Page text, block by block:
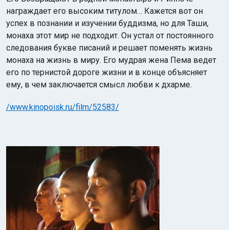
награждает его высоким титулом… Кажется вот он
успех в познании и изучении буддизма, но для Таши,
монаха этот мир не подходит. Он устал от постоянного
следования букве писаний и решает поменять жизнь
монаха на жизнь в миру. Его мудрая жена Пема ведет
его по тернистой дороге жизни и в конце объясняет
ему, в чем заключается смысл любви к дхарме.
/www.kinopoisk.ru/film/52583/